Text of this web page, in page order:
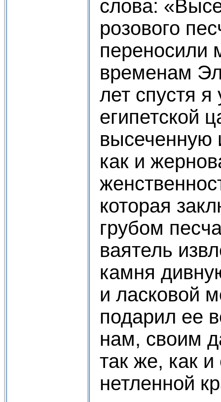
слова:
розового
переносили
временам
лет спустя я
египетской
высеченную
как и
которая
грубом
ваятель
камня
и ласковой
подарил ее
нам, своим
так же, как
нетленной